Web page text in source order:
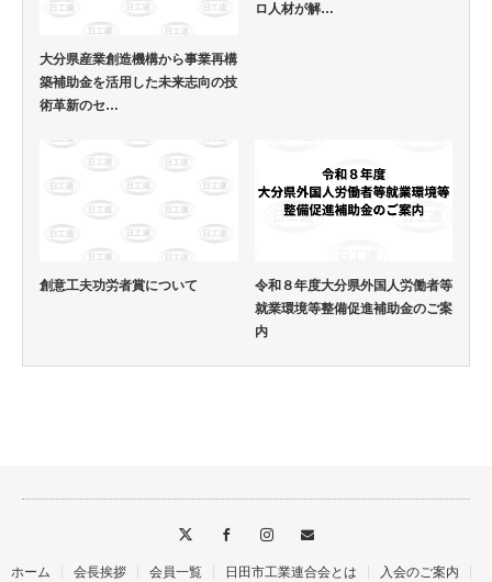
大分県産業創造機構から事業再構
築補助金を活用した未来志向の技
術革新のセ…
ロ人材が解…
創意工夫功労者賞について
令和８年度大分県外国人労働者等
就業環境等整備促進補助金のご案
内
ホーム 会長挨拶 会員一覧 日田市工業連合会とは 入会のご案内